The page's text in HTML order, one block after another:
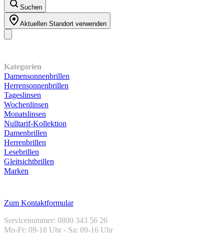
Suchen
Aktuellen Standort verwenden
Kategorien
Damensonnenbrillen
Herrensonnenbrillen
Tageslinsen
Wochenlinsen
Monatslinsen
Nulltarif-Kollektion
Damenbrillen
Herrenbrillen
Lesebrillen
Gleitsichtbrillen
Marken
Zum Kontaktformular
Servicenummer: 0800 343 56 26
Mo-Fr: 09-18 Uhr - Sa: 09-16 Uhr